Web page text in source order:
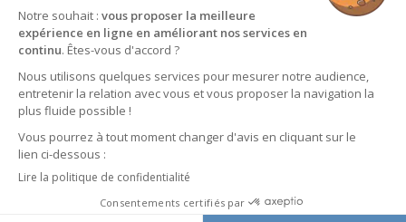
Notre souhait : vous proposer la meilleure
expérience en ligne en améliorant nos services en
continu. Êtes-vous d'accord ?
Nous utilisons quelques services pour mesurer notre audience,
entretenir la relation avec vous et vous proposer la navigation la
plus fluide possible !
Vous pourrez à tout moment changer d'avis en cliquant sur le
lien ci-dessous :
Lire la politique de confidentialité
Consentements certifiés par
Mentions légales
Politique de confidentialité
Conditions générales de vente